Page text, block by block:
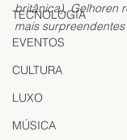
TECNOLOGIA
EVENTOS
CULTURA
LUXO
MÚSICA
britânica), Gelhoren
mais